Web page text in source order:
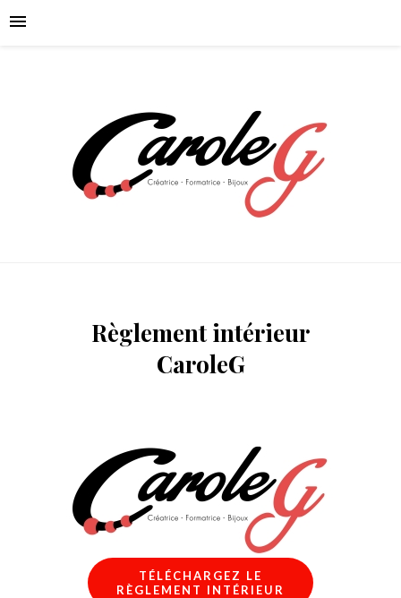
Règlement intérieur
CaroleG
TÉLÉCHARGEZ LE
RÈGLEMENT INTÉRIEUR